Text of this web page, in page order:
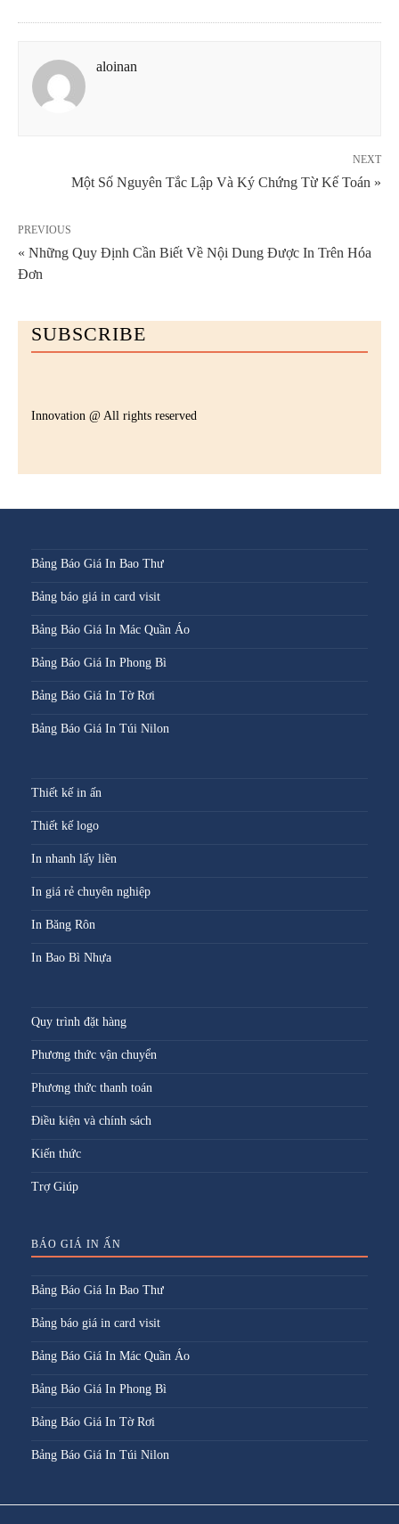
aloinan
NEXT
Một Số Nguyên Tắc Lập Và Ký Chứng Từ Kế Toán »
PREVIOUS
« Những Quy Định Cần Biết Về Nội Dung Được In Trên Hóa
Đơn
SUBSCRIBE
Innovation @ All rights reserved
Bảng Báo Giá In Bao Thư
Bảng báo giá in card visit
Bảng Báo Giá In Mác Quần Áo
Bảng Báo Giá In Phong Bì
Bảng Báo Giá In Tờ Rơi
Bảng Báo Giá In Túi Nilon
Thiết kế in ấn
Thiết kế logo
In nhanh lấy liền
In giá rẻ chuyên nghiệp
In Băng Rôn
In Bao Bì Nhựa
Quy trình đặt hàng
Phương thức vận chuyển
Phương thức thanh toán
Điều kiện và chính sách
Kiến thức
Trợ Giúp
BÁO GIÁ IN ẤN
Bảng Báo Giá In Bao Thư
Bảng báo giá in card visit
Bảng Báo Giá In Mác Quần Áo
Bảng Báo Giá In Phong Bì
Bảng Báo Giá In Tờ Rơi
Bảng Báo Giá In Túi Nilon